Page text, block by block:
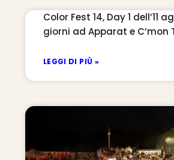
Color Fest 14, Day 1 dell’11
giorni ad Apparat e C’mon
LEGGI DI PIÙ »